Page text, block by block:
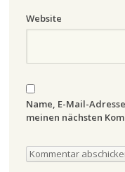
Website
Name, E-Mail-
meinen nächsten